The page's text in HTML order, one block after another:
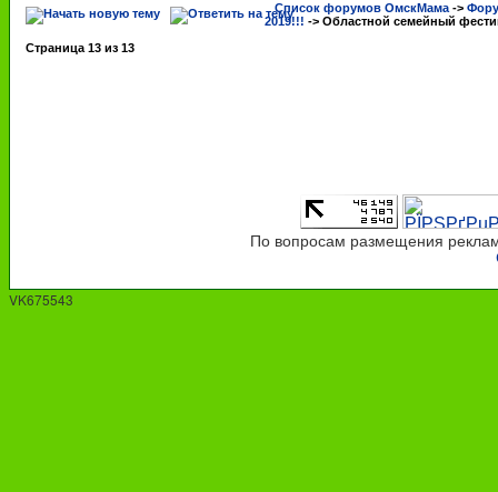
Список форумов ОмскМама ->
2019!!! -> Областной семейный
Страница 13 из 13
По вопросам размещения
VK675543